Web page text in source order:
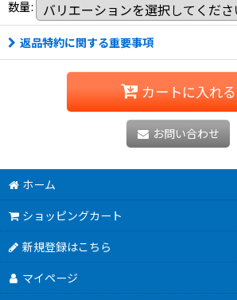
数量:
返品特約に関する重要事項
カートに入れる
お問い合わせ
ホーム
ショッピングカート
新規登録はこちら
マイページ